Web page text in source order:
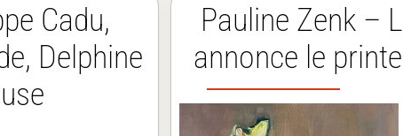
Cadu,
Delphine
Pauline Zenk –
annonce le